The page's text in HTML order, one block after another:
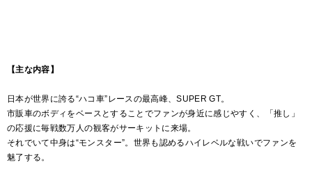
【主な内容】
日本が世界に誇る“ハコ車”レースの最高峰、SUPER GT。
市販車のボディをベースとすることでファンが身近に感じやすく、「推し」
の応援に毎戦数万人の観客がサーキットに来場。
それでいて中身は“モンスター”。世界も認めるハイレベルな戦いでファンを
魅了する。